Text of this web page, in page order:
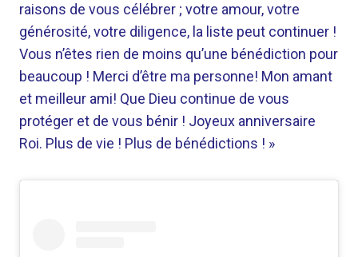
raisons de vous célébrer ; votre amour, votre
générosité, votre diligence, la liste peut continuer !
Vous n’êtes rien de moins qu’une bénédiction pour
beaucoup ! Merci d’être ma personne! Mon amant
et meilleur ami! Que Dieu continue de vous
protéger et de vous bénir ! Joyeux anniversaire
Roi. Plus de vie ! Plus de bénédictions ! »